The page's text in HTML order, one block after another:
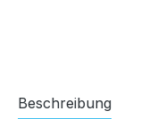
Beschreibung